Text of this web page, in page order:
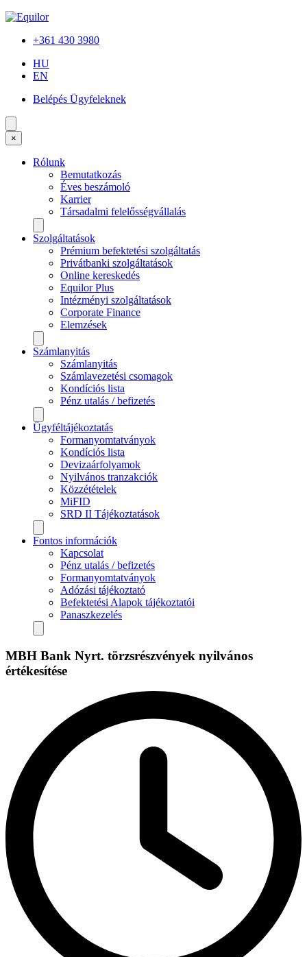
+361 430 3980
HU
EN
Belépés Ügyfeleknek
×
Rólunk
Bemutatkozás
Éves beszámoló
Karrier
Társadalmi felelősségvállalás
Szolgáltatások
Prémium befektetési szolgáltatás
Privátbanki szolgáltatások
Online kereskedés
Equilor Plus
Intézményi szolgáltatások
Corporate Finance
Elemzések
Számlanyitás
Számlanyitás
Számlavezetési csomagok
Kondíciós lista
Pénz utalás / befizetés
Ügyféltájékoztatás
Formanyomtatványok
Kondíciós lista
Devizaárfolyamok
Nyilvános tranzakciók
Közzétételek
MiFID
SRD II Tájékoztatások
Fontos információk
Kapcsolat
Pénz utalás / befizetés
Formanyomtatványok
Adózási tájékoztató
Befektetési Alapok tájékoztatói
Panaszkezelés
MBH Bank Nyrt. törzsrészvények nyilvános
értékesítése